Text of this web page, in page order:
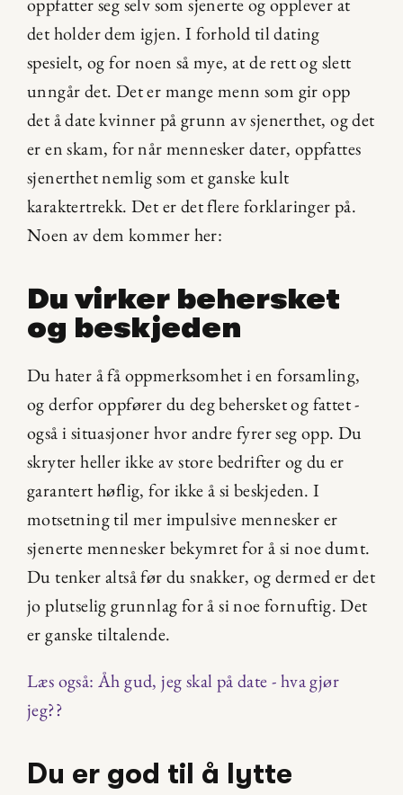
det holder dem igjen. I forhold til dating
spesielt, og for noen så mye, at de rett og slett
unngår det. Det er mange menn som gir opp
det å date kvinner på grunn av sjenerthet, og det
er en skam, for når mennesker dater, oppfattes
sjenerthet nemlig som et ganske kult
karaktertrekk. Det er det flere forklaringer på.
Noen av dem kommer her:
Du virker behersket
og beskjeden
Du hater å få oppmerksomhet i en forsamling,
og derfor oppfører du deg behersket og fattet -
også i situasjoner hvor andre fyrer seg opp. Du
skryter heller ikke av store bedrifter og du er
garantert høflig, for ikke å si beskjeden. I
motsetning til mer impulsive mennesker er
sjenerte mennesker bekymret for å si noe dumt.
Du tenker altså før du snakker, og dermed er det
jo plutselig grunnlag for å si noe fornuftig. Det
er ganske tiltalende.
Læs også: Åh gud, jeg skal på date - hva gjør
jeg??
Du er god til å lytte